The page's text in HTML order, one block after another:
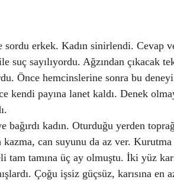
sordu erkek. Kadın sinirlendi. Cevap
suç sayılıyordu. Ağzından çıkacak
Önce hemcinslerine sonra bu
kendi payına lanet kaldı. Denek
bağırdı kadın. Oturduğu yerden
can suyunu da az ver.
tamına üç ay olmuştu. İki yüz
Çoğu işsiz güçsüz, karısına